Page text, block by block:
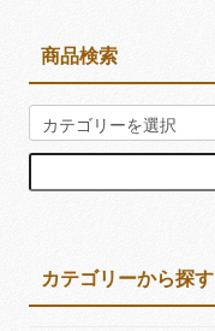
商品検索
カテゴリーから探す